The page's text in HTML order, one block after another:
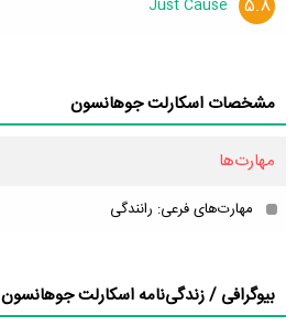
5.8
Just Cause
مشخصات اسکارلت جوهانسون
مهارت‌ها
مهارت‌های فرعی: رانندگی
بیوگرافی / زندگی‌نامه اسکارلت جوهانسون